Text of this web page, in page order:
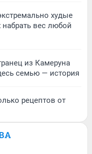
худые
вес любой
из Камеруна
семью — история
рецептов от